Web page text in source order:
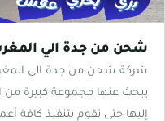
شحن من جدة الي
شركة شحن من جدة الي
يبحث عنها مجموعة كبيرة من
إليها حتى تقوم بتنفيذ كافة